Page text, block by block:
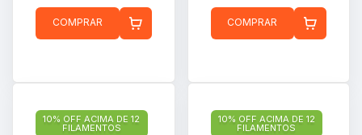
COMPRAR COMPRAR
10% OFF ACIMA DE 12
FILAMENTOS
10% OFF ACIMA DE 12
FILAMENTOS